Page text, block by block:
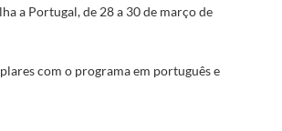
a Portugal, de 28 a 30 de março de
com o programa em português e